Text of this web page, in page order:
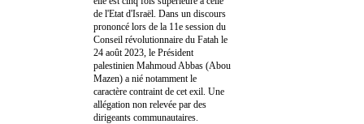
de l'Etat d'Israël. Dans un discours
prononcé lors de la 11e session du
Conseil révolutionnaire du Fatah le
24 août 2023, le Président
palestinien Mahmoud Abbas (Abou
Mazen) a nié notamment le
caractère contraint de cet exil. Une
allégation non relevée par des
dirigeants communautaires.